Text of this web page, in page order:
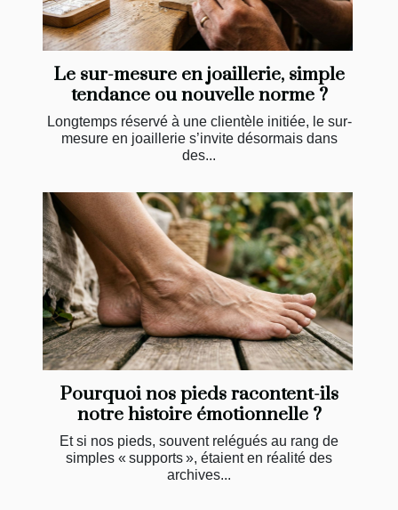
Le sur-mesure en joaillerie, simple
tendance ou nouvelle norme ?
Longtemps réservé à une clientèle initiée, le sur-
mesure en joaillerie s’invite désormais dans
des...
Pourquoi nos pieds racontent-ils
notre histoire émotionnelle ?
Et si nos pieds, souvent relégués au rang de
simples « supports », étaient en réalité des
archives...